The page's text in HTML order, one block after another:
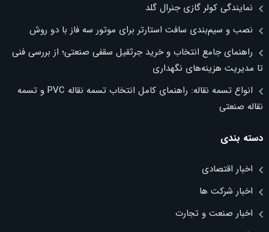
نمایندگی کولر گازی جنرال گلد
نصب و سیم‌بندی سافت استارتر برای موتور سه فاز با دو روش
راهنمای جامع انتخاب و خرید جرثقیل سقفی صنعتی؛ از بررسی فنی
تا مدیریت هزینه‌های نگهداری
انواع تسمه نقاله: راهنمای کامل انتخاب تسمه نقاله PVC و تسمه
نقاله صنعتی
دسته بندی
اخبار اقتصادی
اخبار شرکت ها
اخبار صنعت و تجارت